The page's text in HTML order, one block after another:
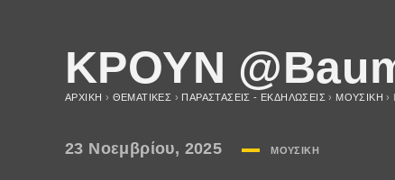
ΚΡΟΥΝ
ΑΡΧΙΚΉ › ΘΕΜΑΤΙΚΈΣ › ΠΑΡΑΣΤΆΣΕΙΣ - ΕΚΔΗΛΏΣΕΙΣ › ΜΟΥΣΙΚΉ ›
23 Νοεμβρίου, 2025 ΜΟΥΣΙΚΉ